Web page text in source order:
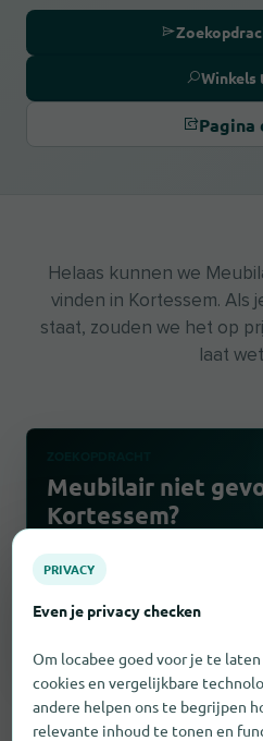
Winkels
Pagina
Helaas kunnen we
vinden in Kortessem. Als
staat, zouden we het op
laat
Meubilair niet
Kortessem?
winkels en sturen je de
PRIVACY
Even je privacy checken
Om locabee goed voor je te
cookies en vergelijkbare
andere helpen ons te begrijpen
relevante inhoud te tonen en